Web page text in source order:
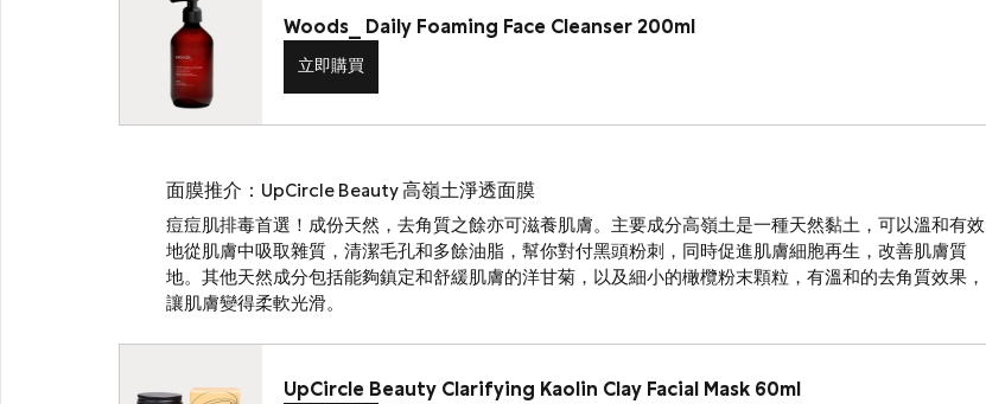
Woods_ Daily Foaming Face Cleanser 200ml
立即購買
面膜推介：UpCircle Beauty 高嶺土淨透面膜
痘痘肌排毒首選！成份天然，去角質之餘亦可滋養肌膚。主要成分高嶺土是一種天然黏土，可以溫和有效
地從肌膚中吸取雜質，清潔毛孔和多餘油脂，幫你對付黑頭粉刺，同時促進肌膚細胞再生，改善肌膚質
地。其他天然成分包括能夠鎮定和舒緩肌膚的洋甘菊，以及細小的橄欖粉末顆粒，有溫和的去角質效果，
讓肌膚變得柔軟光滑。
UpCircle Beauty Clarifying Kaolin Clay Facial Mask 60ml